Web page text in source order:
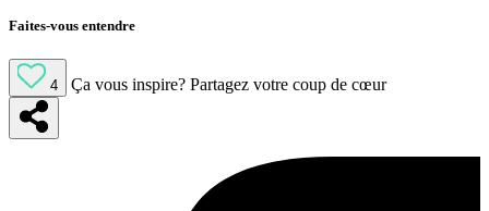
Faites-vous entendre
4 Ça vous inspire? Partagez votre coup de cœur